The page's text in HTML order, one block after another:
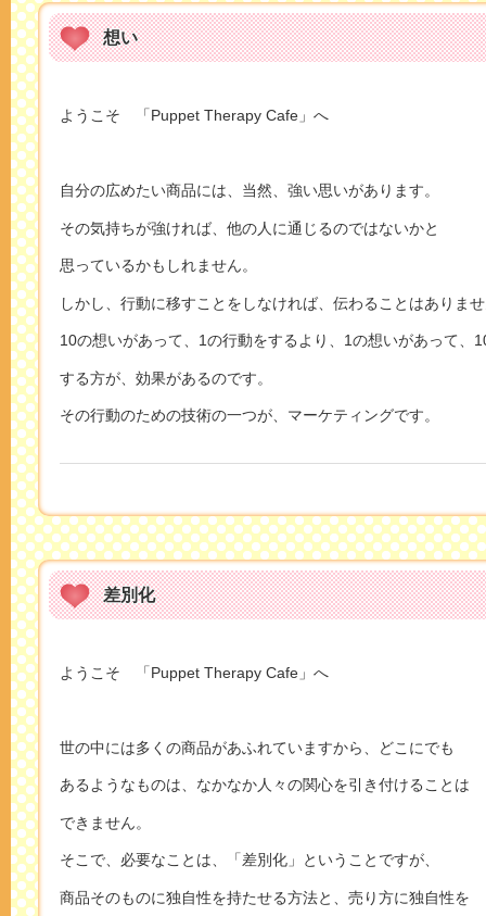
想い
ようこそ 「Puppet Therapy Cafe」へ
自分の広めたい商品には、当然、強い思いがあります。
その気持ちが強ければ、他の人に通じるのではないかと
思っているかもしれません。
しかし、行動に移すことをしなければ、伝わることはありま
10の想いがあって、1の行動をするより、1の想いがあって、
する方が、効果があるのです。
その行動のための技術の一つが、マーケティングです。
差別化
ようこそ 「Puppet Therapy Cafe」へ
世の中には多くの商品があふれていますから、どこにでも
あるようなものは、なかなか人々の関心を引き付けることは
できません。
そこで、必要なことは、「差別化」ということですが、
商品そのものに独自性を持たせる方法と、売り方に独自性を